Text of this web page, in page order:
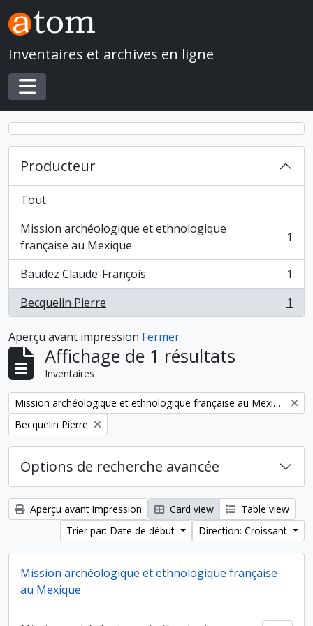
Skip to main content
Inventaires et archives en ligne
Toggle navigation
Producteur
Tout
Mission archéologique et ethnologique
française au Mexique
, 1 résultats 1
Baudez Claude-François
, 1 résultats
1
Becquelin Pierre
, 1 résultats 1
Aperçu avant impression Fermer
Affichage de 1 résultats
Inventaires
Remove filter:
Mission archéologique et ethnologique française au Mexique
Remove filter:
Becquelin Pierre
Options de recherche avancée
Aperçu avant impression Card view
Table view
Trier par: Date de début
Direction: Croissant
Mission archéologique et ethnologique française
au Mexique